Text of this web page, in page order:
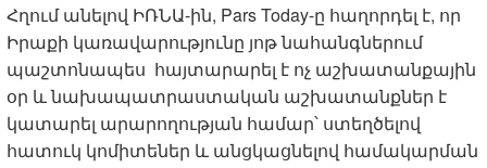
Հղում անելով ԻՌՆԱ-ին, Pars Today-ը հաղորդել է, որ
Իրաքի կառավարությունը յոթ նահանգներում
պաշտոնապես հայտարարել է ոչ աշխատանքային
օր և նախապատրաստական աշխատանքներ է
կատարել արարողության համար՝ ստեղծելով
հատուկ կոմիտեներ և անցկացնելով համակարման